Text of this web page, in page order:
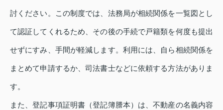
討ください。この制度では、法務局が相続関係を一覧図とし
て認証してくれるため、その後の手続で戸籍類を何度も提出
せずにすみ、手間が軽減します。利用には、自ら相続関係を
まとめて申請するか、司法書士などに依頼する方法がありま
す。
また、登記事項証明書（登記簿謄本）は、不動産の名義内容